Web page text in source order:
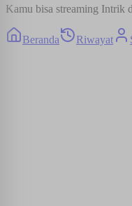
Kamu bisa streaming Intrik
Beranda Riwayat